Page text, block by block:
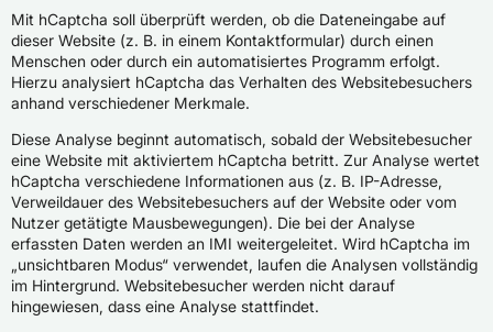
Mit hCaptcha soll überprüft werden, ob die Dateneingabe auf
dieser Website (z. B. in einem Kontaktformular) durch einen
Menschen oder durch ein automatisiertes Programm erfolgt.
Hierzu analysiert hCaptcha das Verhalten des Websitebesuchers
anhand verschiedener Merkmale.
Diese Analyse beginnt automatisch, sobald der Websitebesucher
eine Website mit aktiviertem hCaptcha betritt. Zur Analyse wertet
hCaptcha verschiedene Informationen aus (z. B. IP-Adresse,
Verweildauer des Websitebesuchers auf der Website oder vom
Nutzer getätigte Mausbewegungen). Die bei der Analyse
erfassten Daten werden an IMI weitergeleitet. Wird hCaptcha im
„unsichtbaren Modus“ verwendet, laufen die Analysen vollständig
im Hintergrund. Websitebesucher werden nicht darauf
hingewiesen, dass eine Analyse stattfindet.